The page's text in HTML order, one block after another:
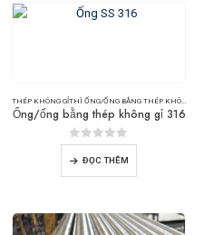
THÉP KHÔNG GỈTHÌ ỐNG/ỐNG BẰNG THÉP KHÔNG GỈ
Ống/ống bằng thép không gỉ 316
0trong số 5
ĐỌC THÊM